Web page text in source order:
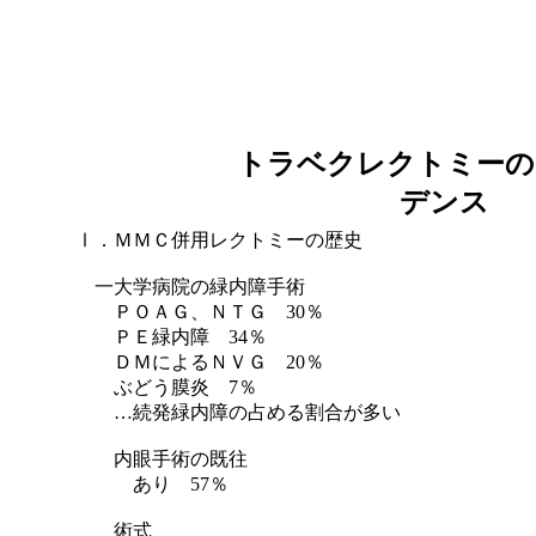
トラベクレクトミー
デンス
Ⅰ．ＭＭＣ併用レクトミーの歴史
一大学病院の緑内障手術
ＰＯＡＧ、ＮＴＧ 30％
ＰＥ緑内障 34％
ＤＭによるＮＶＧ 20％
ぶどう膜炎 7％
…続発緑内障の占める割合が多い
内眼手術の既往
あり 57％
術式